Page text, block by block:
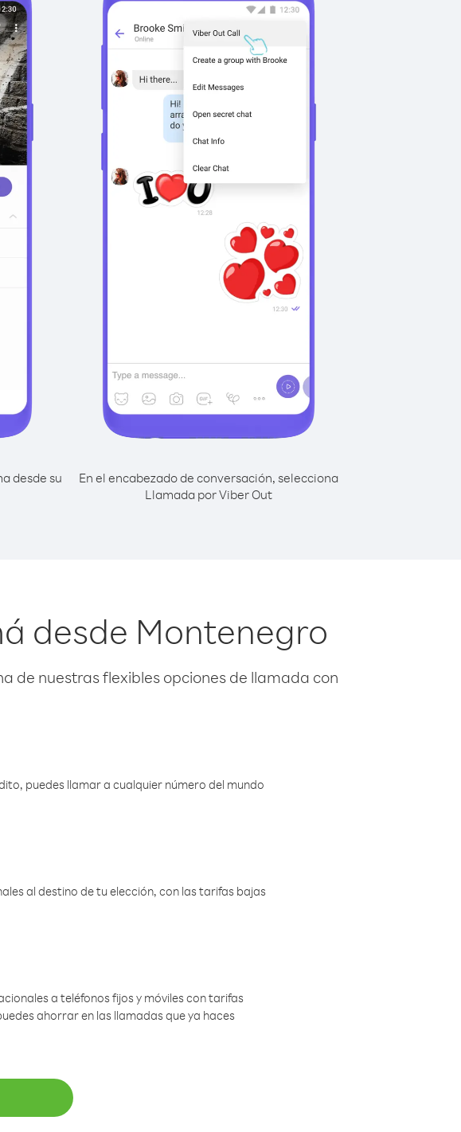
desde su
En el encabezado de conversación, selecciona
Llamada por Viber Out
desde Montenegro
de nuestras flexibles opciones de llamada con
puedes llamar a cualquier número del mundo
al destino de tu elección, con las tarifas bajas
a teléfonos fijos y móviles con tarifas
ahorrar en las llamadas que ya haces